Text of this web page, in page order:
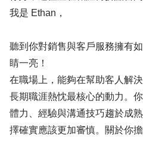
我是 Ethan，
聽到你對銷售與客戶服務擁有
睛一亮！
在職場上，能夠在幫助客人解
長期職涯熱忱最核心的動力。
體力、經驗與溝通技巧趨於成
擇確實應該更加審慎。關於你